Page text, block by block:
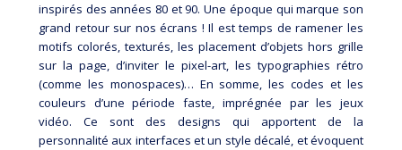
inspirés des années 80 et 90. Une époque qui marque son
grand retour sur nos écrans ! Il est temps de ramener les
motifs colorés, texturés, les placement d’objets hors grille
sur la page, d’inviter le pixel-art, les typographies rétro
(comme les monospaces)… En somme, les codes et les
couleurs d’une période faste, imprégnée par les jeux
vidéo. Ce sont des designs qui apportent de la
personnalité aux interfaces et un style décalé, et évoquent